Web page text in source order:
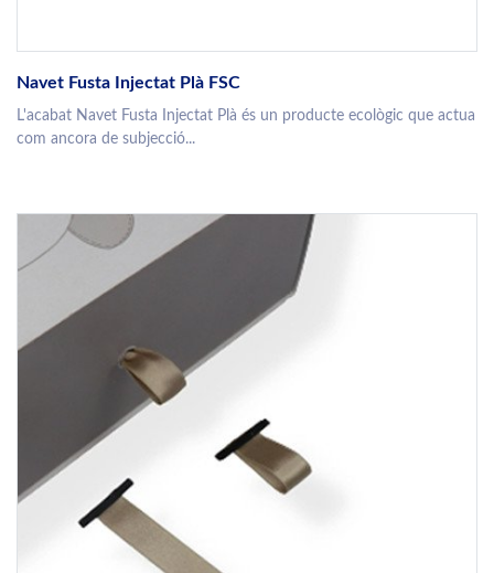
Navet Fusta Injectat Plà FSC
L'acabat Navet Fusta Injectat Plà és un producte ecològic que actua
com ancora de subjecció...